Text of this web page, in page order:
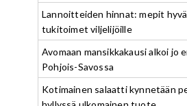
Lannoitteiden hinnat: mepit
tukitoimet viljelijöille
Avomaan mansikkakausi alkoi jo
Pohjois-Savossa
Kotimainen salaatti kynnetään